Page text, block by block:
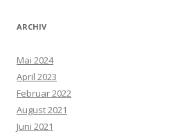
ARCHIV
Mai 2024
April 2023
Februar 2022
August 2021
Juni 2021